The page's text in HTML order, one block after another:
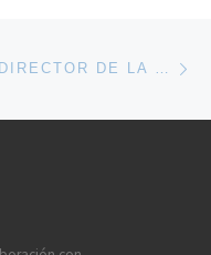
REUNIÓN CON EL RECTOR DE LA UEX Y EL DIRECTOR DE LA POLITÉCNICA